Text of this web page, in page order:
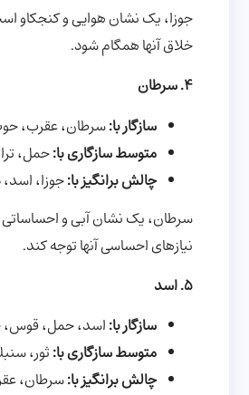
جوزا، یک نشان هوایی و کنجکاو
خلاق آنها همگام شود.
4. سرطان
سازگار با:سرطان، عقرب،
متوسط سازگاری با:حمل،
چالش برانگیز با:جوزا،
سرطان، یک نشان آبی و احساساتی
نیازهای احساسی آنها توجه کند.
5. اسد
سازگار با:اسد، حمل، قوس،
متوسط سازگاری با:ثور،
چالش برانگیز با:سرطان،